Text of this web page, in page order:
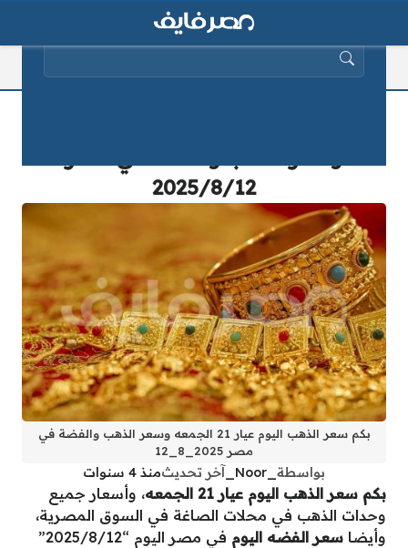
2025/8/12
بكم سعر الذهب اليوم عيار 21 الجمعه وسعر الذهب والفضة في
مصر 2025_8_12
بواسطة آخر تحديثمنذ 4 سنوات
بكم سعر الذهب اليوم عيار 21 الجمعه
، وأسعار جميع
وحدات الذهب في محلات الصاغة في السوق المصرية،
وأيضا سعر الفضه اليوم
في مصر اليوم “2025/8/12”
البحث عن: